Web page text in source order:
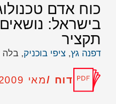
כוח אדם
בישראל:
תקציר
דפנה גץ, ציפי בוכניק, בלה
דוח /מאי 2009